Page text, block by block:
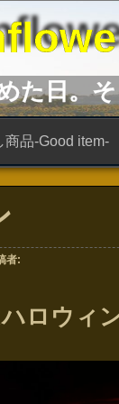
た日。
商品-Good item-
者:
ロウィ